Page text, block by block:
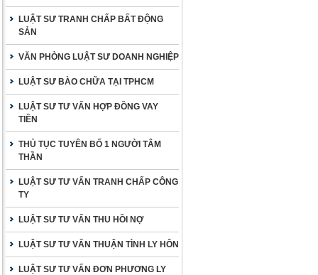
LUẬT SƯ TRANH CHẤP BẤT ĐỘNG
SẢN
VĂN PHÒNG LUẬT SƯ DOANH NGHIỆP
LUẬT SƯ BÀO CHỮA TẠI TPHCM
LUẬT SƯ TƯ VẤN HỢP ĐỒNG VAY
TIỀN
THỦ TỤC TUYÊN BỐ 1 NGƯỜI TÂM
THẦN
LUẬT SƯ TƯ VẤN TRANH CHẤP CÔNG
TY
LUẬT SƯ TƯ VẤN THU HỒI NỢ
LUẬT SƯ TƯ VẤN THUẬN TÌNH LY HÔN
LUẬT SƯ TƯ VẤN ĐƠN PHƯƠNG LY